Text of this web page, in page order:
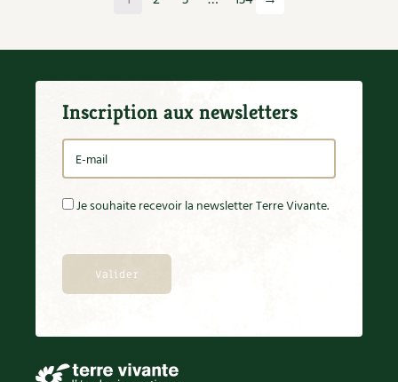
Paille
Panais
Parasite
Partenariat
Participatif
Patate douce
Pelouse
Permaculture
Pesticides
Inscription aux newsletters
Je souhaite recevoir la newsletter Terre Vivante.